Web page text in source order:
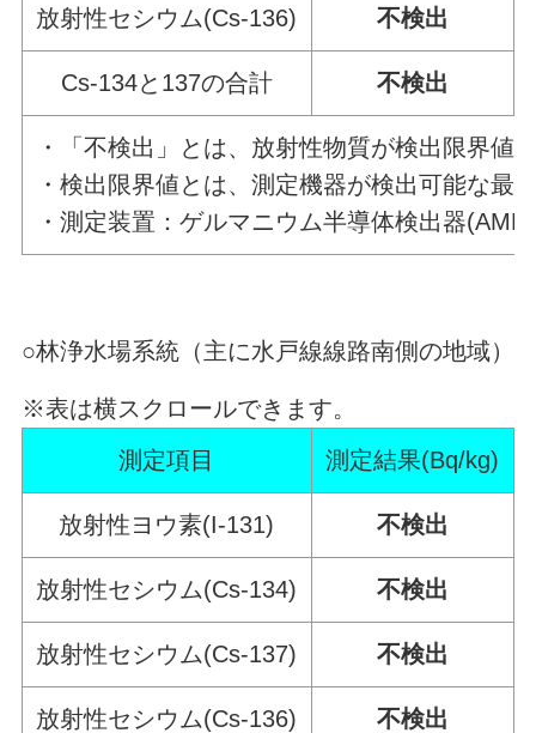
放射性セシウム(Cs-136) 不検出
Cs-134と137の合計 不検出
・「不検出」とは、放射性物質が検出限界値
・検出限界値とは、測定機器が検出可能な最
・測定装置：ゲルマニウム半導体検出器
○林浄水場系統（主に水戸線線路南側の地域）
※表は横スクロールできます。
測定項目
測定結果(Bq/kg)
放射性ヨウ素(I-131) 不検出
放射性セシウム(Cs-134) 不検出
放射性セシウム(Cs-137) 不検出
放射性セシウム(Cs-136) 不検出